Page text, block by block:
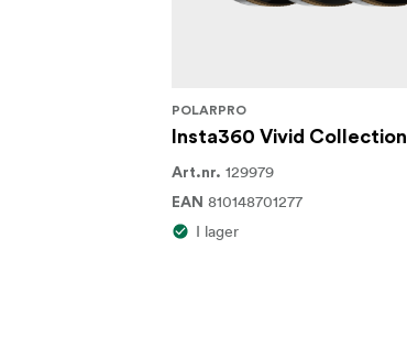
POLARPRO
Insta360 Vivid Collection
Art.nr. 129979
EAN 810148701277
I lager